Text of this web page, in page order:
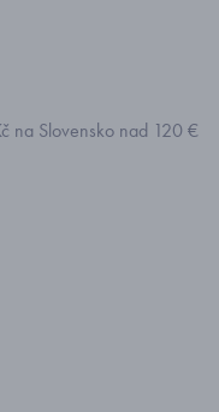
na Slovensko nad 120 €